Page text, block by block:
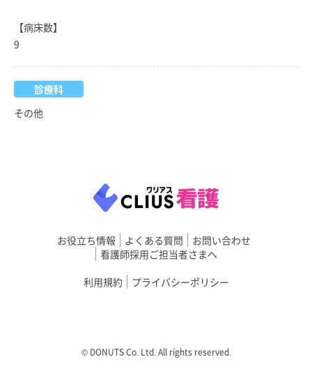
【病床数】
9
診療科
その他
お役立ち情報 よくある質問
お問い合わせ
看護師採用ご担当者さまへ
利用規約
プライバシーポリシー
©︎ DONUTS Co. Ltd. All rights reserved.